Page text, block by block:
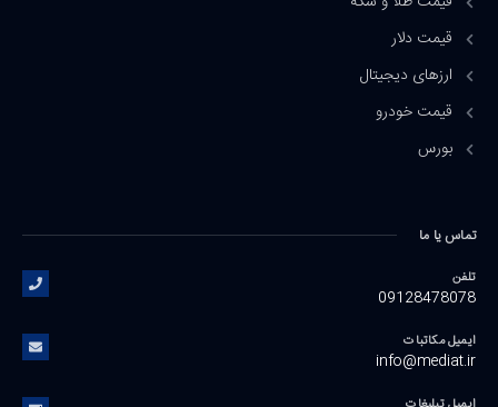
قیمت دلار
ارزهای دیجیتال
قیمت خودرو
بورس
تماس یا ما
تلفن
09128478078
ایمیل مکاتبات
info@mediat.ir